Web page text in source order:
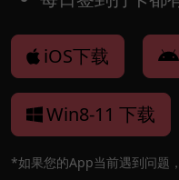
iOS下载
Win8-11 下载
*如果您的App当前遇到问题